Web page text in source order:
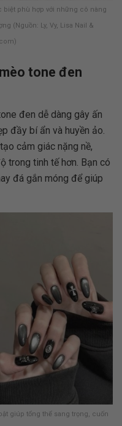
biệt phù hợp với những cô nàng
(Nguồn: Ly, Vy, Lisa Nail &
tone đen
đen dễ dàng gây ấn
đầy bí ẩn và huyền ảo.
cảm giác nặng nề,
trong tinh tế hơn. Bạn có
đá gắn móng để giúp
giúp tổng thể sang trọng, cuốn